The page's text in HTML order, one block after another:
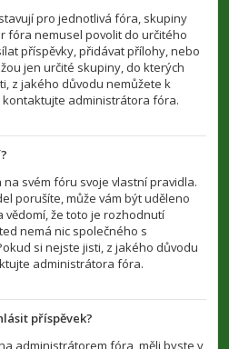
pro jednotlivá fóra, skupiny
fóra nemusel povolit do určitého
příspěvky, přidávat přílohy, nebo
jen určité skupiny, do kterých
z jakého důvodu nemůžete k
administrátora fóra.
svém fóru svoje vlastní pravidla.
porušíte, může vám být uděleno
vědomí, že toto je rozhodnutí
nemá nic společného s
si nejste jisti, z jakého důvodu
administrátora fóra.
příspěvek?
administrátorem fóra, měli byste v